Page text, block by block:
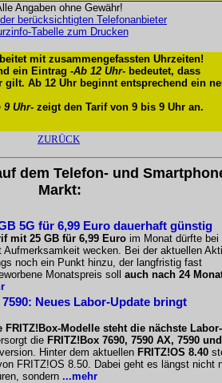
Angaben ohne Gewähr!
berücksichtigten Telefonanbieter
Tabelle zum Drucken
mit zusammengefassten Uhrzeiten!
ein Eintrag -Ab 12 Uhr- bedeutet, dass
gilt. Ab 12 Uhr beginnt entsprechend ein
9 Uhr- zeigt den Tarif von 9 bis 9 Uhr an.
ZURÜCK
dem Telefon- und
Markt:
5G für 6,99 Euro dauerhaft günstig
mit 25 GB für 6,99 Euro im Monat dürfte bei
wecken. Bei der aktuellen
noch ein Punkt hinzu, der langfristig fast
Monatspreis soll auch nach 24
Neues Labor-Update bringt
FRITZ!Box-Modelle steht die nächste Labor-
die FRITZ!Box 7690, 7590 AX, 7590 und
Hinter dem aktuellen FRITZ!OS 8.40
FRITZ!OS 8.50. Dabei geht es längst nicht
sondern ...mehr